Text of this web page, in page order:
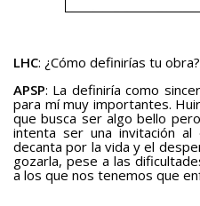
LHC: ¿Cómo definirías tu obra?
APSP: La definiría como
para mí muy importantes.
que busca ser algo bello
intenta ser una invitación
decanta por la vida y el
gozarla, pese a las
a los que nos tenemos que